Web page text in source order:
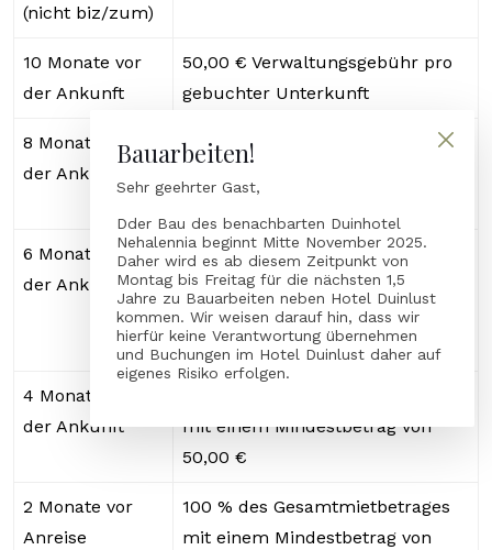
Bauarbeiten!
Sehr geehrter Gast,
Dder Bau des benachbarten Duinhotel
Nehalennia beginnt Mitte November 2025.
Daher wird es ab diesem Zeitpunkt von
Montag bis Freitag für die nächsten 1,5
Jahre zu Bauarbeiten neben Hotel Duinlust
kommen. Wir weisen darauf hin, dass wir
hierfür keine Verantwortung übernehmen
und Buchungen im Hotel Duinlust daher auf
eigenes Risiko erfolgen.
(nicht biz/zum)
10 Monate vor
der Ankunft
50,00 € Verwaltungsgebühr pro
gebuchter Unterkunft
8 Monate vor
der Ankunft
20 % des Gesamtmietbetrages
6 Monate vor
der Ankunft
40 % des Gesamtmietbetrages
mit einem Mindestbetrag von
50,00 €
4 Monate vor
der Ankunft
mit einem Mindestbetrag von
50,00 €
2 Monate vor
Anreise
100 % des Gesamtmietbetrages
mit einem Mindestbetrag von